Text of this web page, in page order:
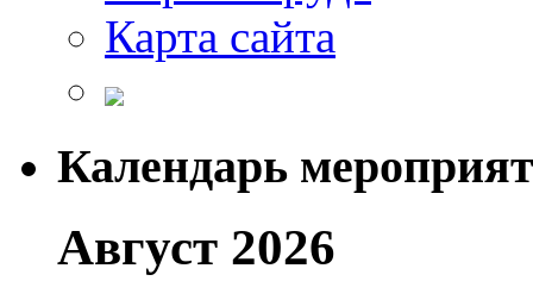
Карта сайта
Календарь
Август 2026